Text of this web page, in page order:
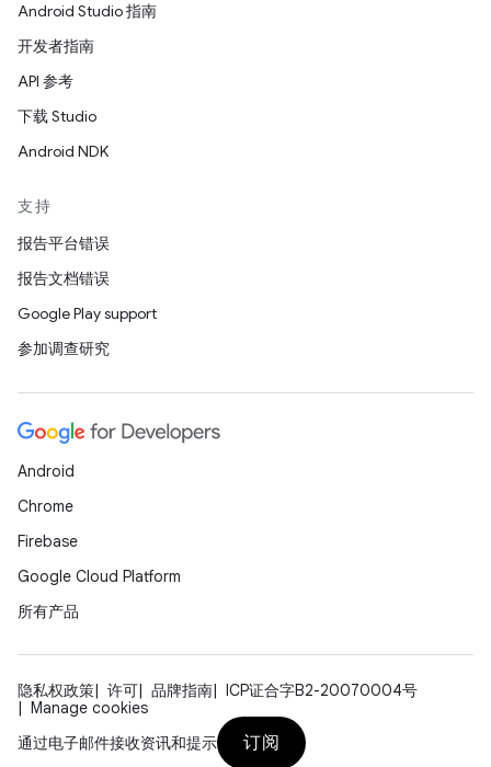
Android Studio 指南
开发者指南
API 参考
下载 Studio
Android NDK
支持
报告平台错误
报告文档错误
Google Play support
参加调查研究
Android
Chrome
Firebase
Google Cloud Platform
所有产品
隐私权政策 许可 品牌指南
ICP证合字B2-20070004号
Manage cookies
通过电子邮件接收资讯和提示
订阅